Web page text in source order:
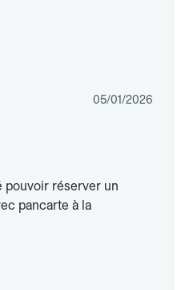
05/01/2026
pouvoir réserver un
pancarte à la